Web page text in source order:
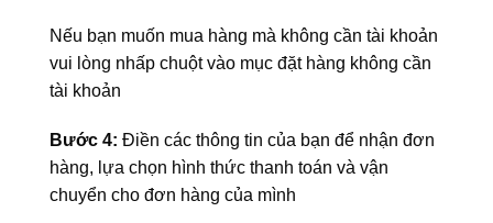
Nếu bạn muốn mua hàng mà không cần tài khoản
vui lòng nhấp chuột vào mục đặt hàng không cần
tài khoản
Bước 4: Điền các thông tin của bạn để nhận đơn
hàng, lựa chọn hình thức thanh toán và vận
chuyển cho đơn hàng của mình